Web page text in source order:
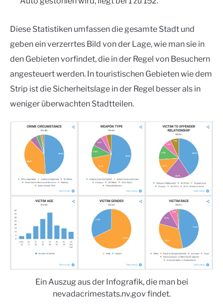
Diese Statistiken umfassen die gesamte Stadt und
geben ein verzerrtes Bild von der Lage, wie man sie in
den Gebieten vorfindet, die in der Regel von Besuchern
angesteuert werden. In touristischen Gebieten wie dem
Strip ist die Sicherheitslage in der Regel besser als in
weniger überwachten Stadtteilen.
Ein Auszug aus der Infografik, die man bei
nevadacrimestats.nv.gov findet.